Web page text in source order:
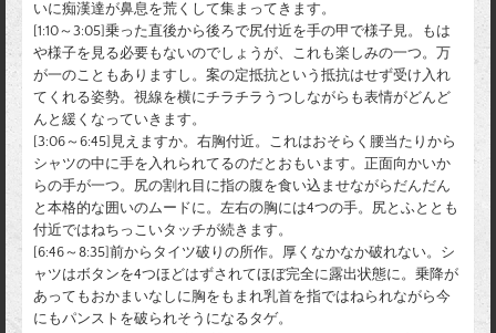
いに痴漢達が鼻息を荒くして集まってきます。
[1:10～3:05]乗った直後から後ろで尻付近を手の甲で様子見。もは
や様子を見る必要もないのでしょうが、これも楽しみの一つ。万
が一のこともありますし。案の定抵抗という抵抗はせず受け入れ
てくれる姿勢。視線を横にチラチラうつしながらも表情がどんど
んと緩くなっていきます。
[3:06～6:45]見えますか。右胸付近。これはおそらく腰当たりから
シャツの中に手を入れられてるのだとおもいます。正面向かいか
らの手が一つ。尻の割れ目に指の腹を食い込ませながらだんだん
と本格的な囲いのムードに。左右の胸には4つの手。尻とふととも
付近ではねちっこいタッチが続きます。
[6:46～8:35]前からタイツ破りの所作。厚くなかなか破れない。シ
ャツはボタンを4つほどはずされてほぼ完全に露出状態に。乗降が
あってもおかまいなしに胸をもまれ乳首を指ではねられながら今
にもパンストを破られそうになるタゲ。